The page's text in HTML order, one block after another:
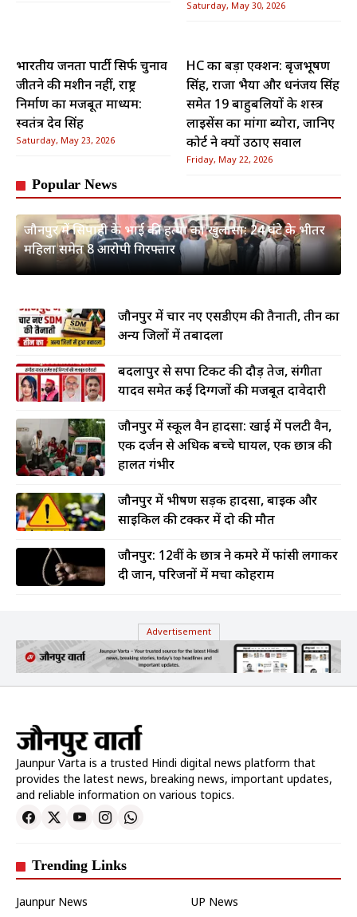
Saturday, May 30, 2026
भारतीय जनता पार्टी सिर्फ चुनाव
जीतने की मशीन नहीं, राष्ट्र
निर्माण का मजबूत माध्यम:
स्वतंत्र देव सिंह
Saturday, May 23, 2026
HC का बड़ा एक्शन: बृजभूषण
सिंह, राजा भैया और धनंजय सिंह
समेत 19 बाहुबलियों के शस्त्र
लाइसेंस का मांगा ब्योरा, जानिए
कोर्ट ने क्यों उठाए सवाल
Friday, May 22, 2026
Popular News
जौनपुर में सिपाही के भाई की हत्या का खुलासा: 24 घंटे के भीतर
महिला समेत 8 आरोपी गिरफ्तार
जौनपुर में चार नए एसडीएम की तैनाती, तीन का
अन्य जिलों में तबादला
बदलापुर से सपा टिकट की दौड़ तेज, संगीता
यादव समेत कई दिग्गजों की मजबूत दावेदारी
जौनपुर में स्कूल वैन हादसा: खाई में पलटी वैन,
एक दर्जन से अधिक बच्चे घायल, एक छात्र की
हालत गंभीर
जौनपुर में भीषण सड़क हादसा, बाइक और
साइकिल की टक्कर में दो की मौत
जौनपुर: 12वीं के छात्र ने कमरे में फांसी लगाकर
दी जान, परिजनों में मचा कोहराम
Advertisement
Jaunpur Varta is a trusted Hindi digital news platform that
provides the latest news, breaking news, important updates,
and reliable information on various topics.
Trending Links
Jaunpur News
UP News